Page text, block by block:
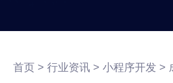
首页 > 行业资讯 > 小程序开发 >